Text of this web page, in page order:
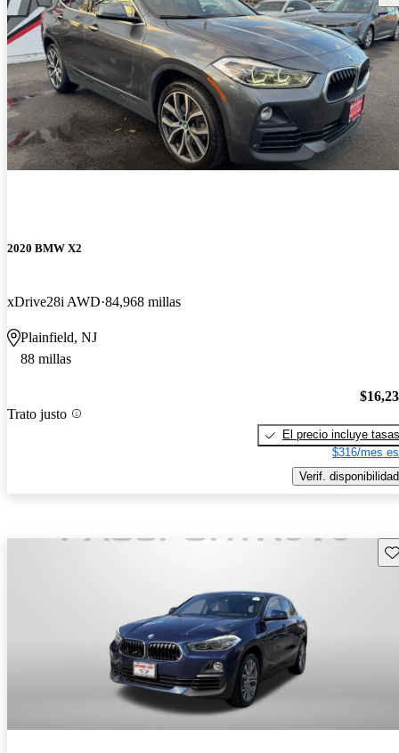
2020 BMW X2
xDrive28i AWD 84,968 millas
Plainfield, NJ
88 millas
Trato justo
El precio incluye tasas
$316/mes
Verif. disponibilidad